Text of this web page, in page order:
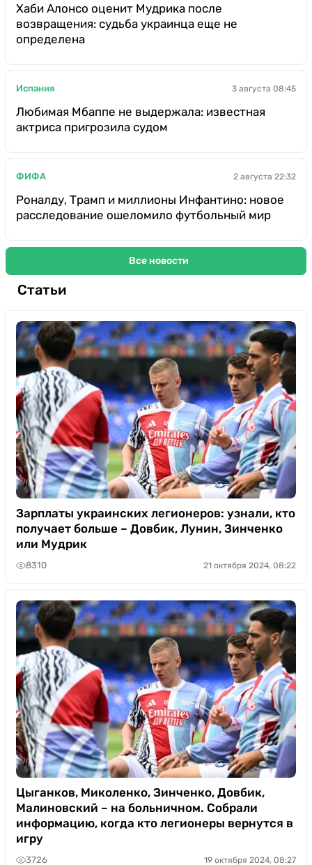
Хаби Алонсо оценит Мудрика после
возвращения: судьба украинца еще не
определена
Испания 3 августа 08:45
Любимая Мбаппе не выдержала: известная
актриса пригрозила судом
ФИФА 2 августа 22:32
Роналду, Трамп и миллионы Инфантино: новое
расследование ошеломило футбольный мир
Все новости
Статьи
Зарплаты украинских легионеров: узнали, кто
получает больше – Довбик, Лунин, Зинченко
или Мудрик
8310 21 октября 2024, 08:22
Цыганков, Миколенко, Зинченко, Довбик,
Малиновский – на больничном. Собрали
информацию, когда кто легионеры вернутся в
игру
3726 19 октября 2024, 08:27